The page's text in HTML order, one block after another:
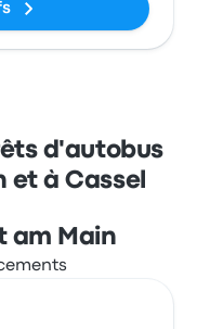
d'autobus
et à Cassel
am Main